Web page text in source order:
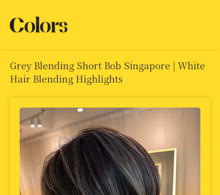
Grey Blending Short Bob Singapore | White
Hair Blending Highlights